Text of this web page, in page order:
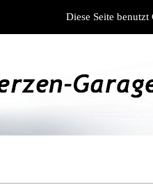
Diese Seite
Neuwagen